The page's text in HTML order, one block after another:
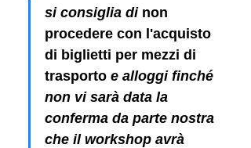
si consiglia di non
procedere con l'acquisto
di biglietti per mezzi di
trasporto e alloggi finché
non vi sarà data la
conferma da parte nostra
che il workshop avrà